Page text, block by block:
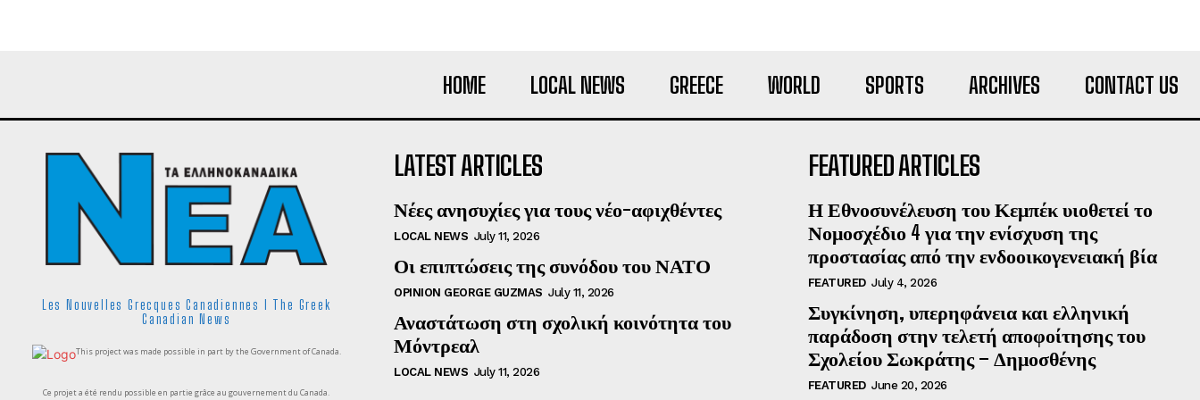
HOME LOCAL NEWS GREECE WORLD SPORTS ARCHIVES CONTACT US
Les Nouvelles Grecques Canadiennes I The Greek
Canadian News
This project was made possible in part by the Government of Canada.
Ce projet a été rendu possible en partie grâce au gouvernement du Canada.
LATEST ARTICLES
Νέες ανησυχίες για τους νέο-αφιχθέντες
LOCAL NEWS July 11, 2026
Οι επιπτώσεις της συνόδου του ΝΑΤΟ
OPINION GEORGE GUZMAS July 11, 2026
Αναστάτωση στη σχολική κοινότητα του
Μόντρεαλ
LOCAL NEWS July 11, 2026
FEATURED ARTICLES
Η Εθνοσυνέλευση του Κεμπέκ υιοθετεί το
Νομοσχέδιο 4 για την ενίσχυση της
προστασίας από την ενδοοικογενειακή βία
FEATURED July 4, 2026
Συγκίνηση, υπερηφάνεια και ελληνική
παράδοση στην τελετή αποφοίτησης του
Σχολείου Σωκράτης – Δημοσθένης
FEATURED June 20, 2026